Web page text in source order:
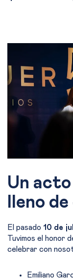
Un
lleno
El pasado 10 de
Tuvimos el honor
celebrar con
Emiliano